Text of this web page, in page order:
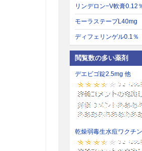
リンデロン−V軟膏0.12
モーラステープL40mg
ディフェリンゲル0.1％
閲覧数の多い薬剤
デエビゴ錠2.5mg 他
乾燥弱毒生水痘ワクチン